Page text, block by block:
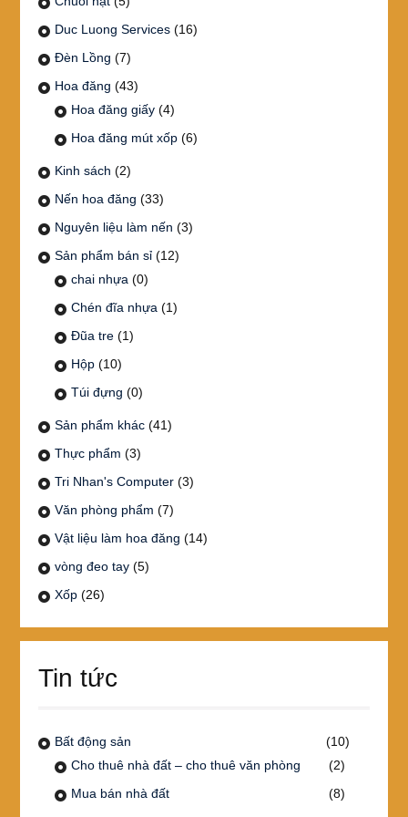
Duc Luong Services (16)
Đèn Lồng (7)
Hoa đăng (43)
Hoa đăng giấy (4)
Hoa đăng mút xốp (6)
Kinh sách (2)
Nến hoa đăng (33)
Nguyên liệu làm nến (3)
Sản phẩm bán sỉ (12)
chai nhựa (0)
Chén đĩa nhựa (1)
Đũa tre (1)
Hộp (10)
Túi đựng (0)
Sản phẩm khác (41)
Thực phẩm (3)
Tri Nhan's Computer (3)
Văn phòng phẩm (7)
Vật liệu làm hoa đăng (14)
vòng đeo tay (5)
Xốp (26)
Tin tức
Bất động sản
(10)
Cho thuê nhà đất – cho thuê văn phòng
(2)
Mua bán nhà đất
(8)